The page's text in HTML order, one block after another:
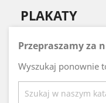
PLAKATY
Przepraszamy za
Wyszukaj ponownie